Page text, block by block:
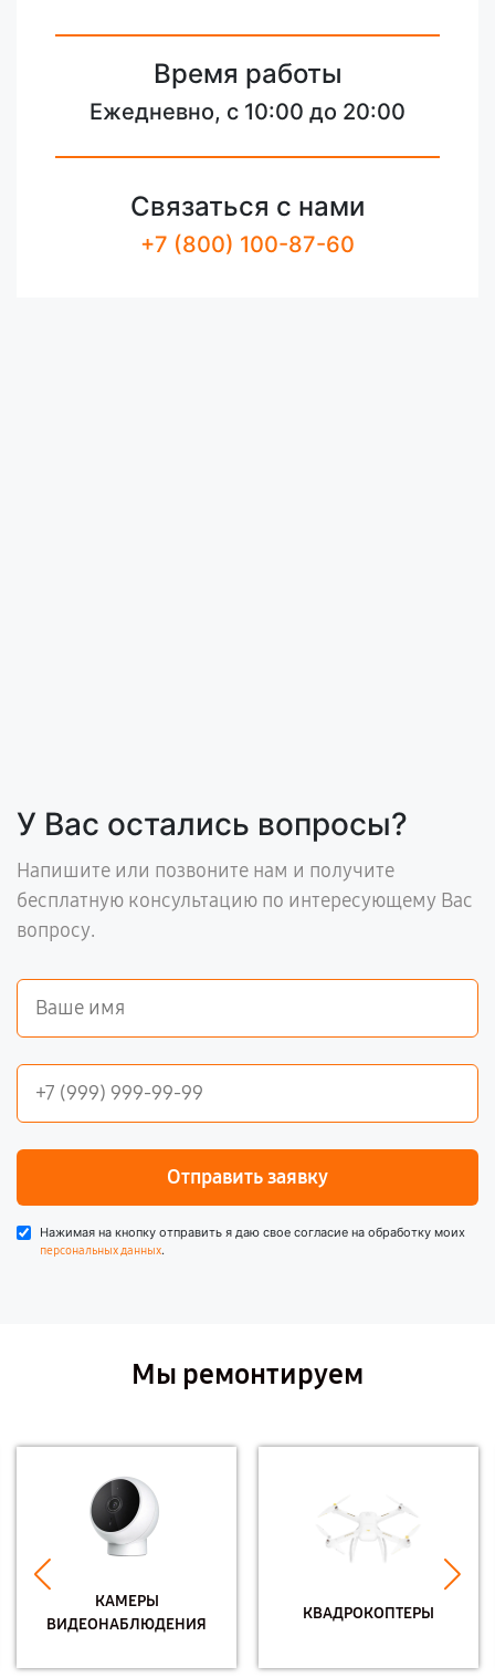
Время работы
Ежедневно, с 10:00 до 20:00
Связаться с нами
+7 (800) 100-87-60
У Вас остались вопросы?
Напишите или позвоните нам и получите
бесплатную консультацию по интересующему Вас
вопросу.
Отправить заявку
Нажимая на кнопку отправить я даю свое согласие на обработку моих
персональных данных.
Мы ремонтируем
КАМЕРЫ
ВИДЕОНАБЛЮДЕНИЯ
КВАДРОКОПТЕРЫ